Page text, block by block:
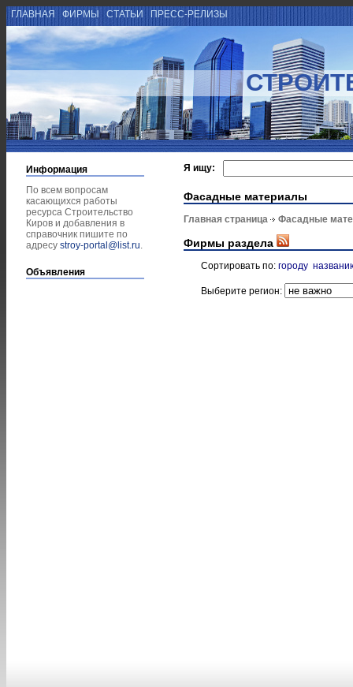
ГЛАВНАЯ ФИРМЫ СТАТЬИ ПРЕСС-РЕЛИЗЫ
Информация
По всем вопросам
касающихся работы
ресурса Строительство
Киров и добавления в
справочник пишите по
адресу stroy-portal@list.ru.
Объявления
Я ищу:
Фасадные материалы
Главная страница Фасадные
Фирмы раздела
Сортировать по: городу
Выберите регион: